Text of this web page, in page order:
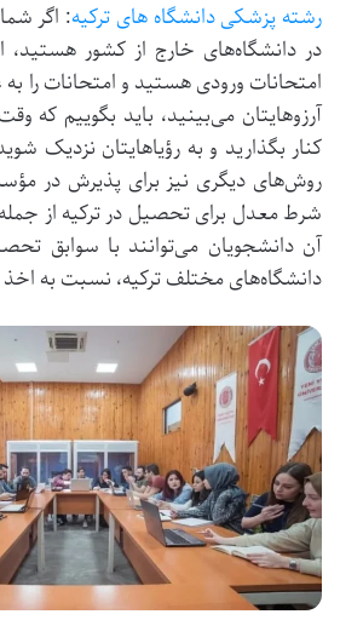
رشته پزشکی دانشگاه های ترکیه: اگر
در دانشگاه‌های خارج از کشور هستید،
امتحانات ورودی هستید و امتحانات را
آرزوهایتان می‌بینید، باید بگوییم که
کنار بگذارید و به رؤیاهایتان نزدیک
روش‌های دیگری نیز برای پذیرش در
شرط معدل برای تحصیل در ترکیه از
آن دانشجویان می‌توانند با سوابق
دانشگاه‌های مختلف ترکیه، نسبت به